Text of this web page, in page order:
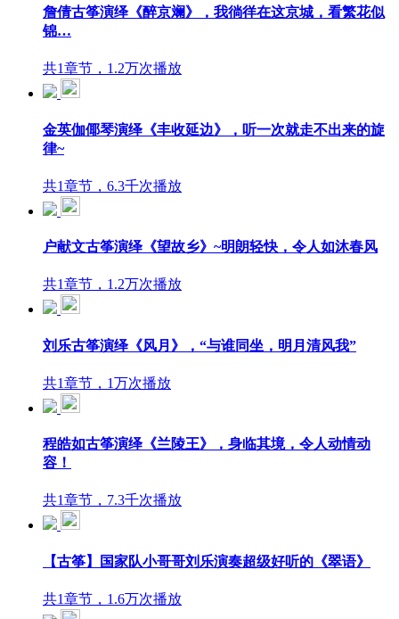
詹倩古筝演绎《醉京斓》，我徜徉在这京城，看繁花似
锦…
共1章节，1.2万次播放
金英伽倻琴演绎《丰收延边》，听一次就走不出来的旋
律~
共1章节，6.3千次播放
户献文古筝演绎《望故乡》~明朗轻快，令人如沐春风
共1章节，1.2万次播放
刘乐古筝演绎《风月》，“与谁同坐，明月清风我”
共1章节，1万次播放
程皓如古筝演绎《兰陵王》，身临其境，令人动情动
容！
共1章节，7.3千次播放
【古筝】国家队小哥哥刘乐演奏超级好听的《翠语》
共1章节，1.6万次播放